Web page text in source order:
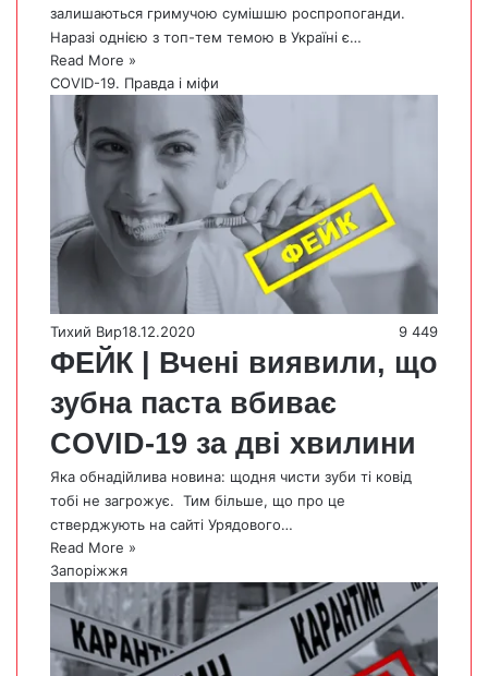
залишаються гримучою сумішшю роспропоганди.
Наразі однією з топ-тем темою в Україні є…
Read More »
COVID-19. Правда і міфи
Тихий Вир18.12.2020 9 449
ФЕЙК | Вчені виявили, що
зубна паста вбиває
COVID-19 за дві хвилини
Яка обнадійлива новина: щодня чисти зуби ті ковід
тобі не загрожує. Тим більше, що про це
стверджують на сайті Урядового…
Read More »
Запоріжжя